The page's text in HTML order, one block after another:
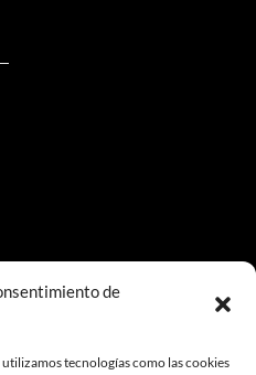
de
tecnologías como las cookies